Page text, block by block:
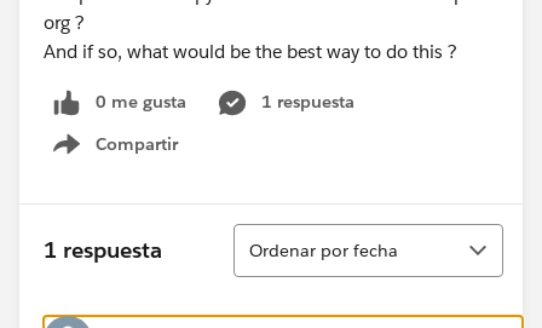
org ?
And if so, what would be the best way to do this ?
0 me gusta
1 respuesta
Compartir
Show menu
1 respuesta
Ordenar
Ordenar por fecha